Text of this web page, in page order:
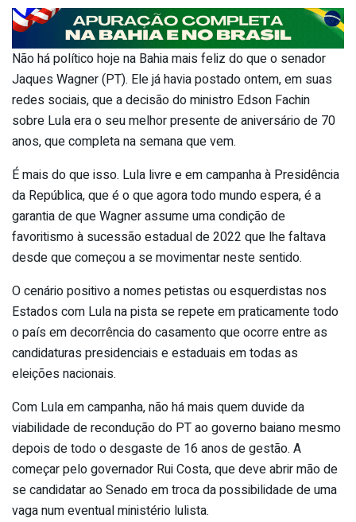
Não há político hoje na Bahia mais feliz do que o senador
Jaques Wagner (PT). Ele já havia postado ontem, em suas
redes sociais, que a decisão do ministro Edson Fachin
sobre Lula era o seu melhor presente de aniversário de 70
anos, que completa na semana que vem.
É mais do que isso. Lula livre e em campanha à Presidência
da República, que é o que agora todo mundo espera, é a
garantia de que Wagner assume uma condição de
favoritismo à sucessão estadual de 2022 que lhe faltava
desde que começou a se movimentar neste sentido.
O cenário positivo a nomes petistas ou esquerdistas nos
Estados com Lula na pista se repete em praticamente todo
o país em decorrência do casamento que ocorre entre as
candidaturas presidenciais e estaduais em todas as
eleições nacionais.
Com Lula em campanha, não há mais quem duvide da
viabilidade de recondução do PT ao governo baiano mesmo
depois de todo o desgaste de 16 anos de gestão. A
começar pelo governador Rui Costa, que deve abrir mão de
se candidatar ao Senado em troca da possibilidade de uma
vaga num eventual ministério lulista.